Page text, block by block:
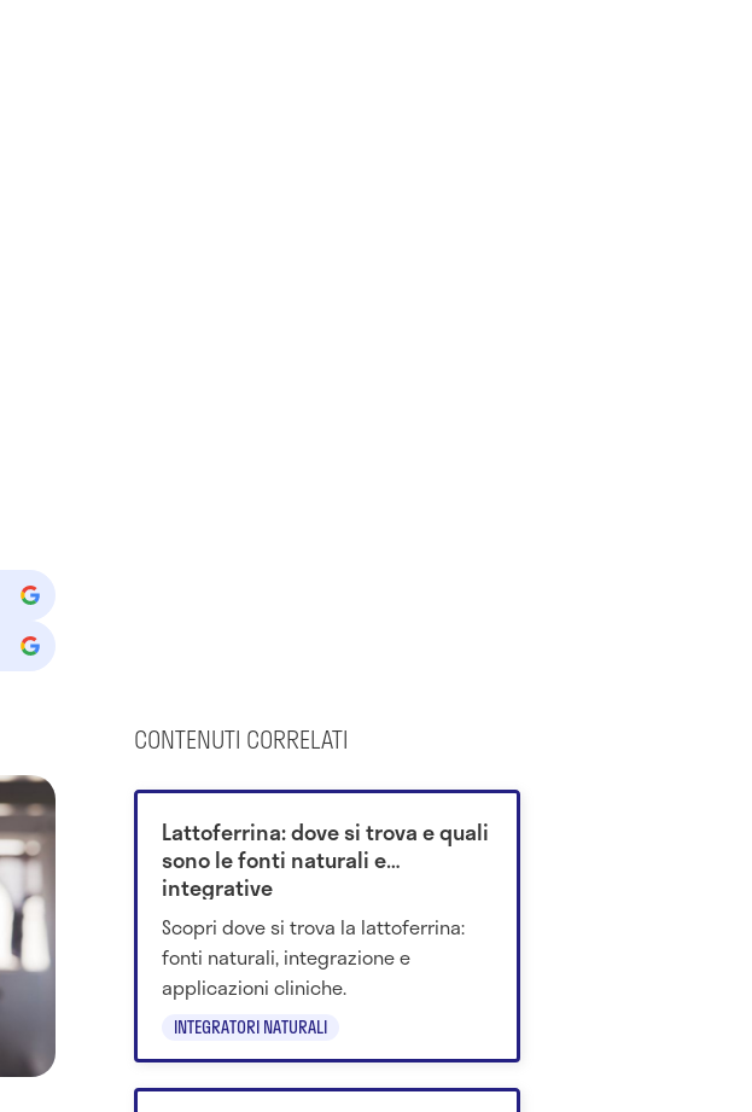
CONTENUTI CORRELATI
INTEGRATORI NATURALI
Lattoferrina: dove si trova e quali
sono le fonti naturali e
integrative
Scopri dove si trova la lattoferrina:
fonti naturali, integrazione e
applicazioni cliniche.